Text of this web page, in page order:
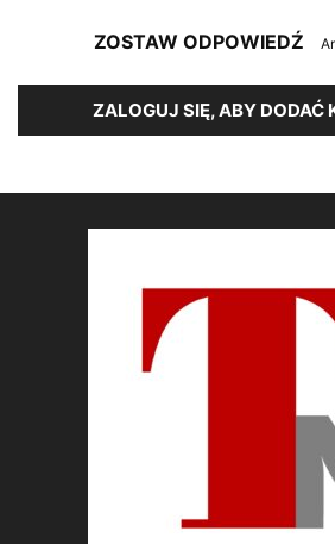
ZOSTAW ODPOWIEDŹ
ZALOGUJ SIĘ, ABY DODAĆ